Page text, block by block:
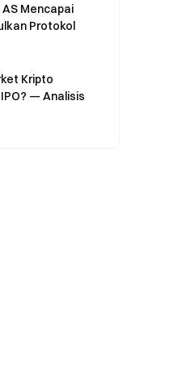
Mencapai
Protokol
Kripto
— Analisis